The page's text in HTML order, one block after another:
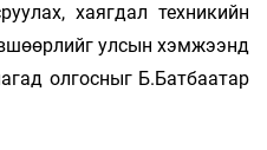
хаягдал техникийн
улсын хэмжээнд
олгосныг Б.Батбаатар